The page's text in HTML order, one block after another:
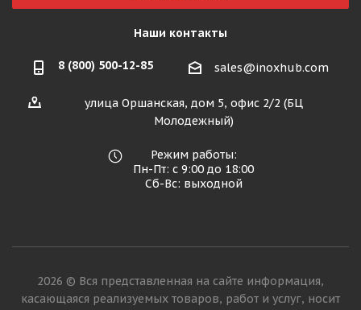
Наши контакты
8 (800) 500-12-85 sales@inoxhub.com
улица Оршанская, дом 5, офис 2/2 (БЦ
Молодежный)
Режим работы:
Пн-Пт: с 9:00 до 18:00
Сб-Вс: выходной
2026 © Вся представленная на сайте информация,
касающаяся реализуемых товаров, работ и услуг, носит